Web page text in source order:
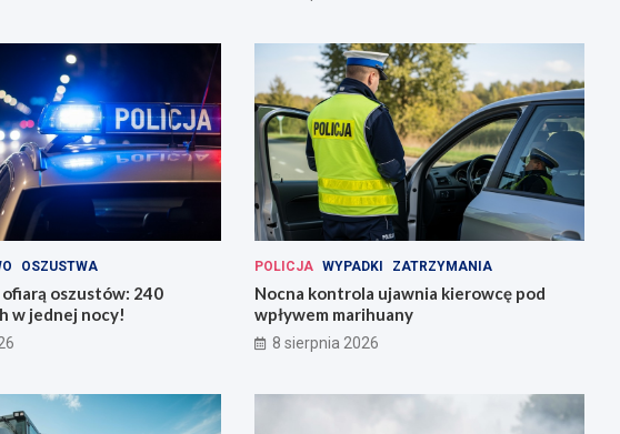
OSZUSTWA
oszustów: 240
w jednej nocy!
POLICJA WYPADKI ZATRZYMANIA
Nocna kontrola ujawnia kierowcę pod
wpływem marihuany
8 sierpnia 2026